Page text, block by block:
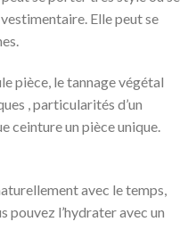
Elle peut se
pièce, le tannage végétal
, particularités d’un
ceinture un pièce unique.
avec le temps,
pouvez l’hydrater avec un